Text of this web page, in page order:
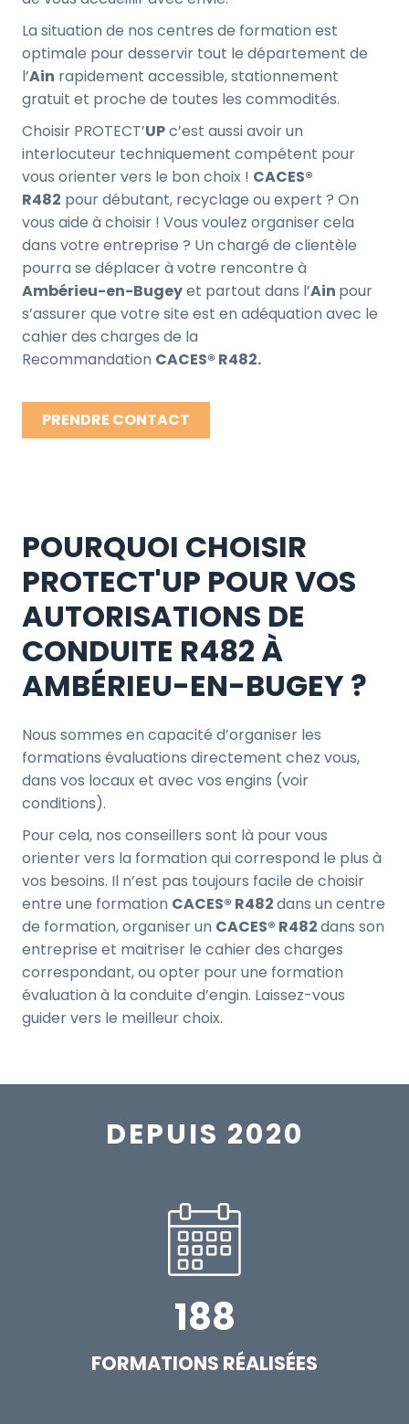
La situation de nos centres de formation est
optimale pour desservir tout le département de
l’Ain rapidement accessible, stationnement
gratuit et proche de toutes les commodités.
Choisir PROTECT’UPc’est aussi avoir un
interlocuteur techniquement compétent pour
vous orienter vers le bon choix ! CACES®
R482 pour débutant, recyclage ou expert ? On
vous aide à choisir ! Vous voulez organiser cela
dans votre entreprise ? Un chargé de clientèle
pourra se déplacer à votre rencontre à
Ambérieu-en-Bugeyet partout dans l’Ain pour
s’assurer que votre site est en adéquation avec le
cahier des charges de la
Recommandation CACES® R482.
PRENDRE CONTACT
POURQUOI CHOISIR
PROTECT'UP POUR VOS
AUTORISATIONS DE
CONDUITE R482 À
AMBÉRIEU-EN-BUGEY ?
Nous sommes en capacité d’organiser les
formations évaluations directement chez vous,
dans vos locaux et avec vos engins (voir
conditions).
Pour cela, nos conseillers sont là pour vous
orienter vers la formation qui correspond le plus à
vos besoins. Il n’est pas toujours facile de choisir
entre une formation CACES® R482dans un centre
de formation, organiser un CACES® R482dans son
entreprise et maitriser le cahier des charges
correspondant, ou opter pour une formation
évaluation à la conduite d’engin. Laissez-vous
guider vers le meilleur choix.
DEPUIS 2020
188
FORMATIONS RÉALISÉES